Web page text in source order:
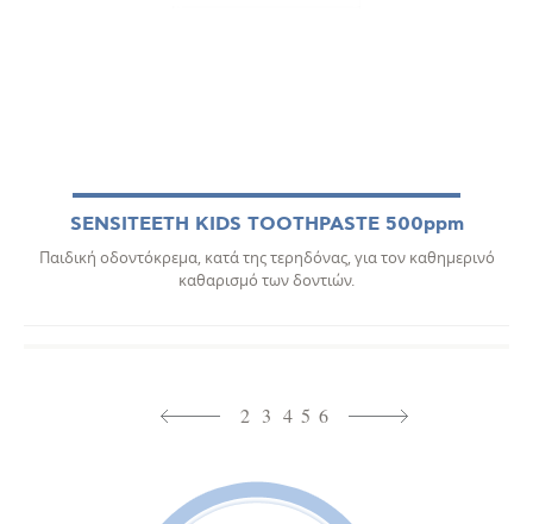
SENSITEETH KIDS TOOTHPASTE 500ppm
Παιδική οδοντόκρεμα, κατά της τερηδόνας, για τον καθημερινό
καθαρισμό των δοντιών.
2 3 4 5 6